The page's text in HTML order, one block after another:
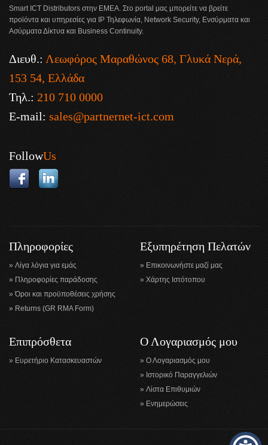
Smart ICT Distributors στην ΕΜΕΑ. Στο portal μας μπορείτε να βρείτε
προϊόντα και υπηρεσίες για IP Τηλεφωνία, Network Security, Ενσύρματα και
Ασύρματα Δίκτυα και Business Continuity.
Διευθ.: Λεωφόρος Μαραθώνος 68, Γλυκά Νερά,
153 54, Ελλάδα
Τηλ.: 210 710 0000
E-mail: sales@partnernet-ict.com
FollowUs
Πληροφορίες
Λίγα λόγια για εμάς
Πληροφορίες παράδοσης
Όροι και προϋποθέσεις χρήσης
Returns (GR RMA Form)
Εξυπηρέτηση Πελατών
Επικοινωνήστε μαζί μας
Χάρτης Ιστότοπου
Επιπρόσθετα
Ευρετήριο Κατασκευαστών
Ο Λογαριασμός μου
Ο Λογαριασμός μου
Ιστορικό Παραγγελιών
Λίστα Επιθυμιών
Ενημερώσεις